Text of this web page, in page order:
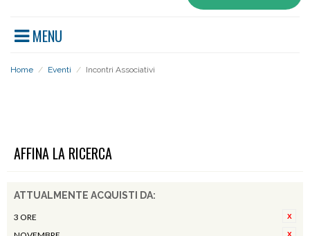
MENU
Home / Eventi / Incontri Associativi
AFFINA LA RICERCA
ATTUALMENTE ACQUISTI DA:
3 ORE